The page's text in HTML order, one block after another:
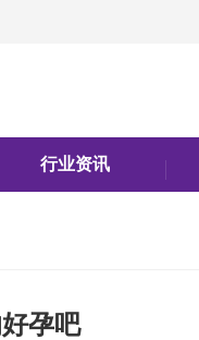
行业资讯
孕吧